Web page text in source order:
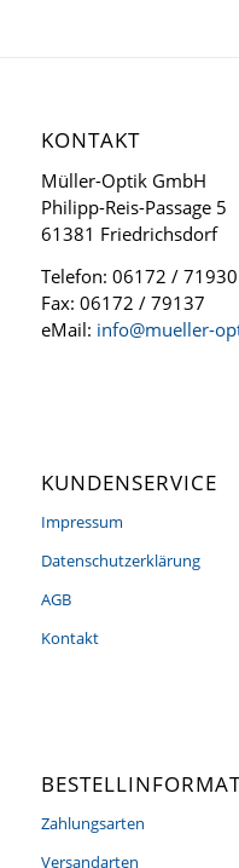
KONTAKT
Müller-Optik GmbH
Philipp-Reis-Passage 5
61381 Friedrichsdorf
Telefon: 06172 / 71930
Fax: 06172 / 79137
eMail: info@mueller-
KUNDENSERVICE
Impressum
Datenschutzerklärung
AGB
Kontakt
Zahlungsarten
Versandarten